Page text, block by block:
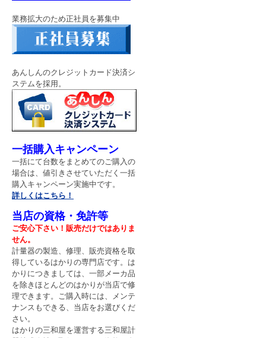
お値打ち価格 大和製衡 ≪DP
-7900PW（ポールタイプ）≫
5地域限定
お値打ち価格♬ タニタ 体組
成計 インナースキャンデュ
アル『RD-917L』
タニタ『業務用ベビースケー
ル BD-715Aシリーズ』のご
★大和製衡【DF870シリー
ズ】ご紹介★
新光電子【FMAシリーズ】 J
施）を、特別価格でご提供！
※佐藤計量器 SK-181GT 入
荷のお知らせ※
大和製衡『DP-5700シリー
ズ』商品ページ開設★☆
夏の熱中症対策必須アイテム
佐藤計量器【SK-181GT】★
業務拡大のため正社員を募集中
あんしんのクレジットカード決済シ
ステムを採用。
一括購入キャンペーン
一括にて台数をまとめてのご購入の
場合は、値引きさせていただく一括
購入キャンペーン実施中です。
詳しくはこちら！
当店の資格・免許等
ご安心下さい！販売だけではありま
せん。
計量器の製造、修理、販売資格を取
得しているはかりの専門店です。 は
かりにつきましては、一部メーカ品
を除きほとんどのはかりが当店で修
理できます。ご購入時には、メンテ
ナンスもできる、当店をお選びくだ
さい。
はかりの三和屋を運営する三和屋計